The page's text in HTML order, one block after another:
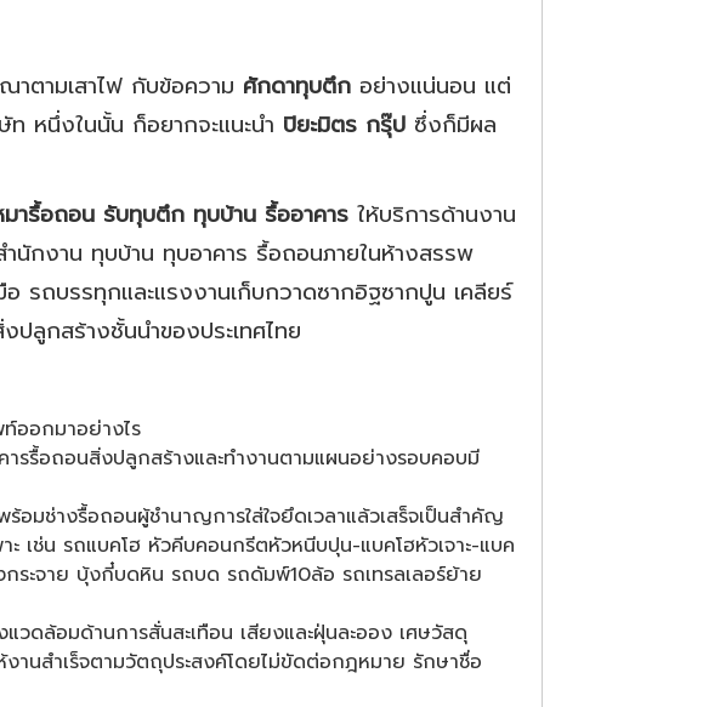
ตามเสาไฟ กับข้อความ ศักดาทุบตึก อย่างแน่นอน แต่
หนึ่งในนั้น ก็อยากจะแนะนำ ปิยะมิตร กรุ๊ป ซึ่งก็มีผล
ารื้อถอน รับทุบตึก ทุบบ้าน รื้ออาคาร ให้บริการด้านงาน
กงาน ทุบบ้าน ทุบอาคาร รื้อถอนภายในห้างสรรพ
รถบรรทุกและแรงงานเก็บกวาดซากอิฐซากปูน เคลียร์
ปลูกสร้างชั้นนำของประเทศไทย
ออกมาอย่างไร
รรื้อถอนสิ่งปลูกสร้างและทำงานตามแผนอย่างรอบคอบมี
มช่างรื้อถอนผู้ชำนาญการใส่ใจยึดเวลาแล้วเสร็จเป็นสำคัญ
เช่น รถแบคโฮ หัวคีบคอนกรีตหัวหนีบปุน-แบคโฮหัวเจาะ-แบค
ะจาย บุ้งกี๋บดหิน รถบด รถดัมพ์10ล้อ รถเทรลเลอร์ย้าย
ดล้อมด้านการสั่นสะเทือน เสียงและฝุ่นละออง เศษวัสดุ
านสำเร็จตามวัตถุประสงค์โดยไม่ขัดต่อกฎหมาย รักษาชื่อ